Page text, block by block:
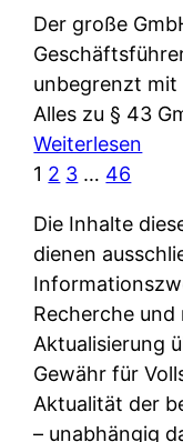
h
e
t
e
D
a
t
e
n
w
i
l
c
h
e
n
n
d
e
r
n
u
l
ä
u
e
r
A
p
p
&
O
n
Der große
unbegrenzt
Alles zu § 43
Weiterlesen
b
H
-
M
y
t
h
1 2 3 … 46
Die Inhalte
dienen
Recherche
Aktualisierung
Gewähr für
Aktualität der
– unabhängig